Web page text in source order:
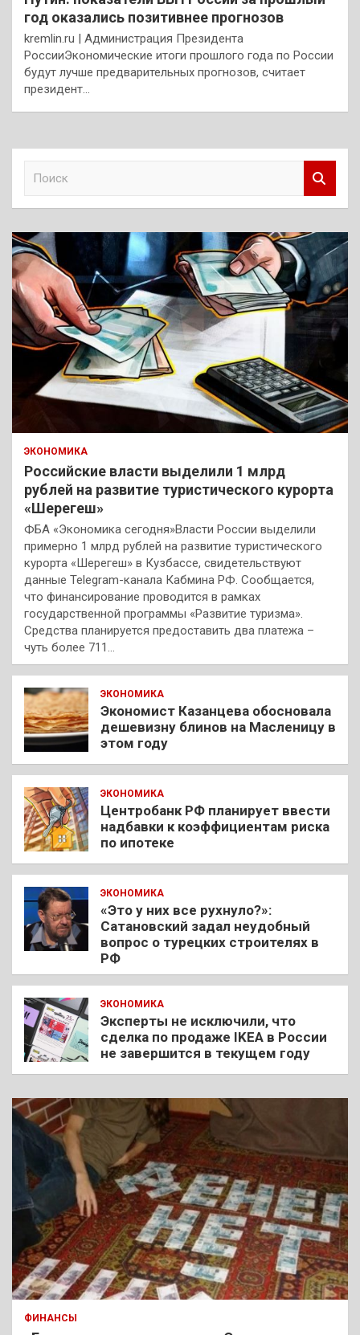
год оказались позитивнее прогнозов
kremlin.ru | Администрация Президента
РоссииЭкономические итоги прошлого года по России
будут лучше предварительных прогнозов, считает
президент…
к
ЭКОНОМИКА
Российские власти выделили 1 млрд
рублей на развитие туристического курорта
«Шерегеш»
ФБА «Экономика сегодня»Власти России выделили
примерно 1 млрд рублей на развитие туристического
курорта «Шерегеш» в Кузбассе, свидетельствуют
данные Telegram-канала Кабмина РФ. Сообщается,
что финансирование проводится в рамках
государственной программы «Развитие туризма».
Средства планируется предоставить два платежа –
чуть более 711…
ЭКОНОМИКА
Экономист Казанцева обосновала
дешевизну блинов на Масленицу в
этом году
ЭКОНОМИКА
Центробанк РФ планирует ввести
надбавки к коэффициентам риска
по ипотеке
ЭКОНОМИКА
«Это у них все рухнуло?»:
Сатановский задал неудобный
вопрос о турецких строителях в
РФ
ЭКОНОМИКА
Эксперты не исключили, что
сделка по продаже IKEA в России
не завершится в текущем году
ФИНАНСЫ